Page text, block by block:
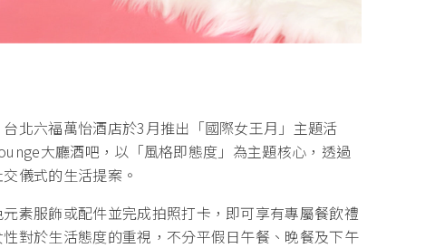
北六福萬怡酒店於3月推出「國際女王月」主題活
大廳酒吧，以「風格即態度」為主題核心，透過
儀式的生活提案。
素服飾或配件並完成拍照打卡，即可享有專屬餐飲禮
對於生活態度的重視，不分平假日午餐、晚餐及下午